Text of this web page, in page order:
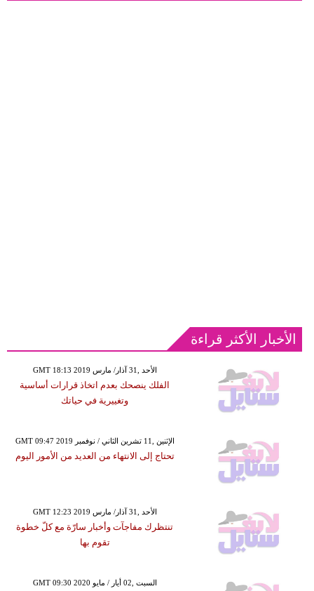
الأخبار الأكثر قراءة
GMT 18:13 2019 الأحد ,31 آذار/ مارس
الفلك ينصحك بعدم اتخاذ قرارات أساسية
وتغييرية في حياتك
GMT 09:47 2019 الإثنين ,11 تشرين الثاني / نوفمبر
تحتاج إلى الانتهاء من العديد من الأمور اليوم
GMT 12:23 2019 الأحد ,31 آذار/ مارس
تنتظرك مفاجآت وأخبار سارّة مع كلّ خطوة
تقوم بها
GMT 09:30 2020 السبت ,02 أيار / مايو